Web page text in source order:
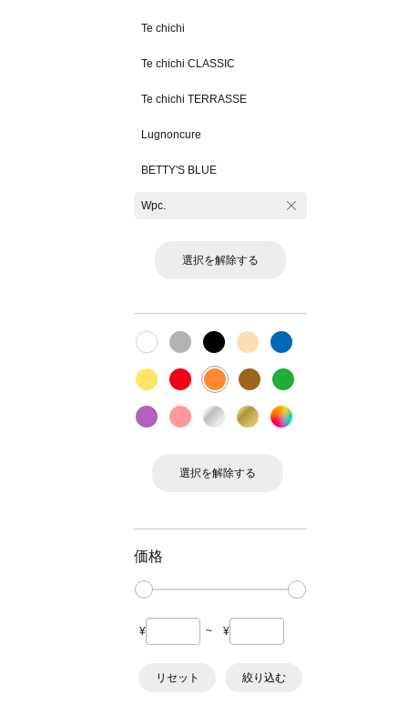
Te chichi
Te chichi CLASSIC
Te chichi TERRASSE
Lugnoncure
BETTY'S BLUE
Wpc.
選択を解除する
選択を解除する
価格
¥ ~ ¥
リセット 絞り込む